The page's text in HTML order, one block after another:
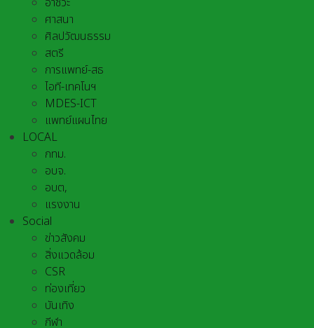
ศาสนา
ศิลปวัฒนธรรม
สตรี
การแพทย์-สธ
ไอที-เทคโนฯ
MDES-ICT
แพทย์แผนไทย
LOCAL
กทม.
อบจ.
อบต,
แรงงาน
Social
ข่าวสังคม
สิ่งแวดล้อม
CSR
ท่องเที่ยว
บันเทิง
กีฬา